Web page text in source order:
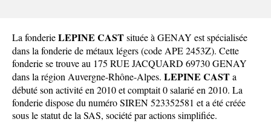
La fonderieLEPINE CASTsituée à GENAY est spécialisée
dans la fonderie de métaux légers (code APE 2453Z). Cette
fonderie se trouve au 175 RUE JACQUARD 69730 GENAY
dans la région Auvergne-Rhône-Alpes. LEPINE CASTa
débuté son activité en 2010 et comptait 0 salarié en 2010. La
fonderie dispose du numéro SIREN 523352581 et a été créée
sous le statut de la SAS, société par actions simplifiée.